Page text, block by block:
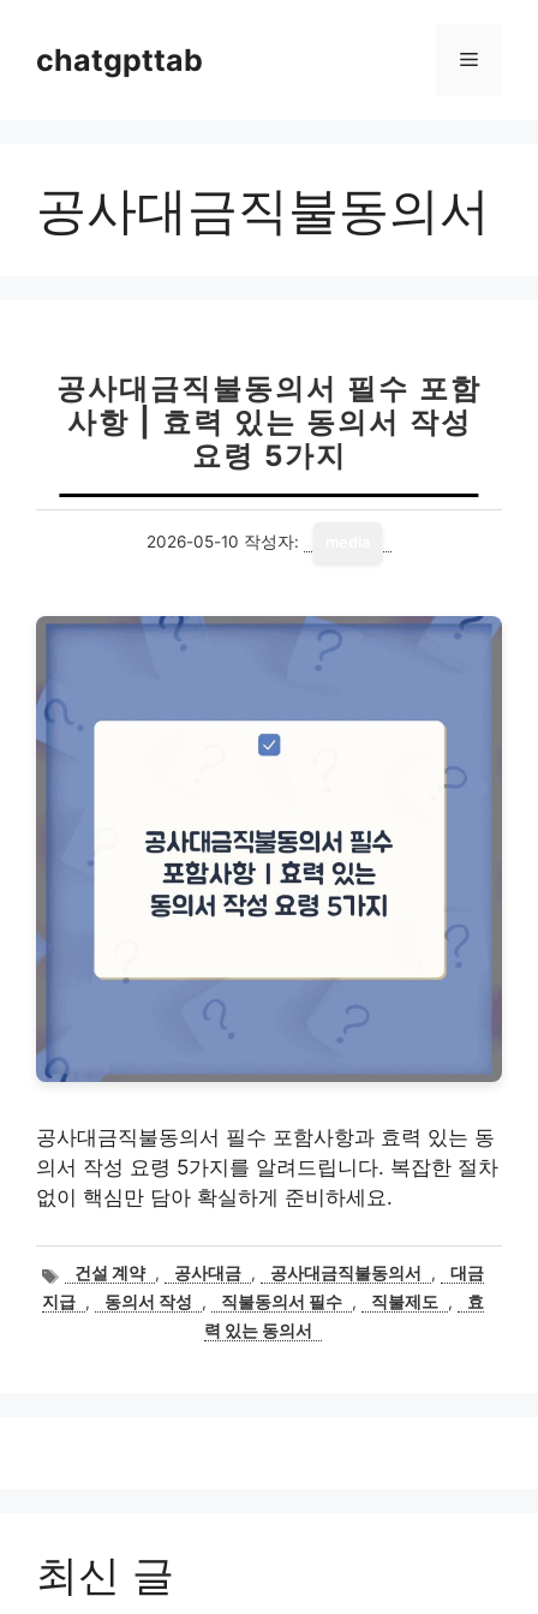
chatgpttab 메
공사대금직불동의서
공사대금직불동의서 필수 포함
사항 | 효력 있는 동의서 작성
요령 5가지
2026-05-10 작성자:
공사대금직불동의서 필수 포함사항과 효력 있는 동
의서 작성 요령 5가지를 알려드립니다. 복잡한 절차
없이 핵심만 담아 확실하게 준비하세요.
태
그
건설 계약 , 공사대금 , 공사대금직불동의서 ,
대금
지급 , 동의서 작성 , 직불동의서 필수 , 직불제도 ,
효
력 있는 동의서
최신 글